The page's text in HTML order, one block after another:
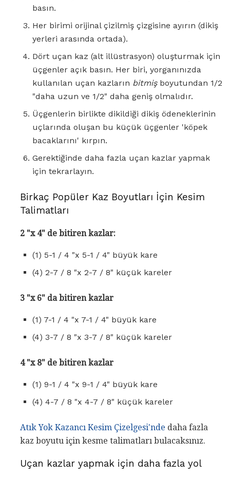
basın.
Her birimi orijinal çizilmiş çizgisine ayırın (dikiş
yerleri arasında ortada).
Dört uçan kaz (alt illüstrasyon) oluşturmak için
üçgenler açık basın. Her biri, yorganınızda
kullanılan uçan kazların bitmişboyutundan 1/2
"daha uzun ve 1/2" daha geniş olmalıdır.
Üçgenlerin birlikte dikildiği dikiş ödeneklerinin
uçlarında oluşan bu küçük üçgenler 'köpek
bacaklarını' kırpın.
Gerektiğinde daha fazla uçan kazlar yapmak
için tekrarlayın.
Birkaç Popüler Kaz Boyutları İçin Kesim
Talimatları
2 "x 4" de bitiren kazlar:
(1) 5-1 / 4 "x 5-1 / 4" büyük kare
(4) 2-7 / 8 "x 2-7 / 8" küçük kareler
3 "x 6" da bitiren kazlar
(1) 7-1 / 4 "x 7-1 / 4" büyük kare
(4) 3-7 / 8 "x 3-7 / 8" küçük kareler
4 "x 8" de bitiren kazlar
(1) 9-1 / 4 "x 9-1 / 4" büyük kare
(4) 4-7 / 8 "x 4-7 / 8" küçük kareler
Atık Yok Kazancı Kesim Çizelgesi'nde daha fazla
kaz boyutu için kesme talimatları bulacaksınız.
Uçan kazlar yapmak için daha fazla yol